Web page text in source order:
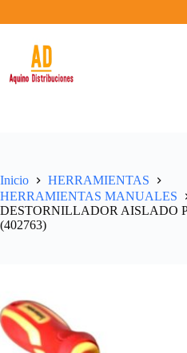
Inicio
HERRAMIENTAS
HERRAMIENTAS MANUALES
DESTORNILLADOR AISLADO
(402763)